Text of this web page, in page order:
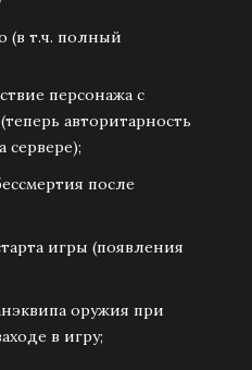
(в т.ч. полный
персонажа с
авторитарность
сервере);
после
игры (появления
оружия при
в игру;